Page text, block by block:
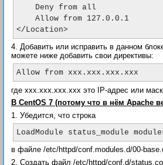
4. Добавить или исправить в данном
можете ниже добавить свои директивы:
где xxx.xxx.xxx.xxx это IP-адрес или
В CentOS 7 (потому что в нём Apache
1. Убедится, что строка
LoadModule status_module
в файле /etc/httpd/conf.modules.d/00-
2. Создать файл /etc/httpd/conf.d/